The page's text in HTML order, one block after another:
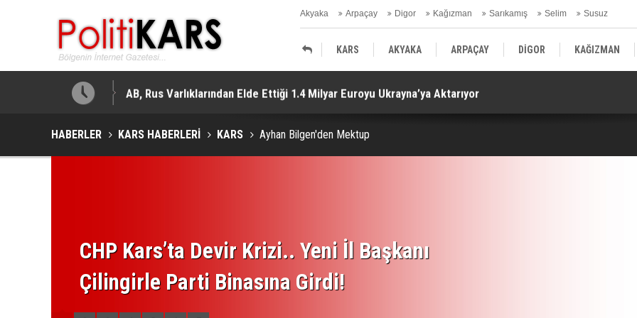
Akyaka Arpaçay Digor Kağızman Sarıkamış Selim Susuz
Kars Gündem
KARS AKYAKA ARPAÇAY DİGOR KAĞIZMAN
SELİM SUSUZ KARS GÜNDEM
AB, Rus Varlıklarından Elde Ettiği 1.4 Milyar Euroyu Ukrayna’ya Aktarıyor
HABERLER KARS HABERLERİ KARS Ayhan Bilgen'den Mektup
CHP Kars’ta Devir Krizi.. Yeni İl Başkanı
Çilingirle Parti Binasına Girdi!